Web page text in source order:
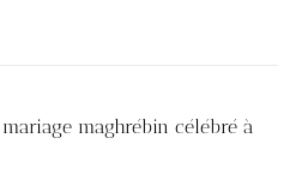
maghrébin célébré à